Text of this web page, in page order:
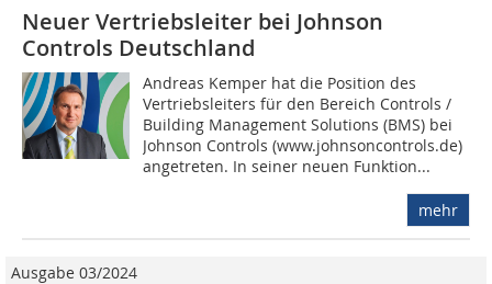
Neuer Vertriebsleiter bei Johnson
Controls Deutschland
Andreas Kemper hat die Position des
Vertriebsleiters für den Bereich Controls /
Building Management Solutions (BMS) bei
Johnson Controls (www.johnsoncontrols.de)
angetreten. In seiner neuen Funktion...
mehr
Ausgabe 03/2024